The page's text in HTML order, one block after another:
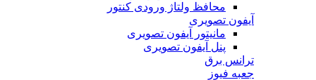
محافظ ولتاژ ورودی کنتور
آیفون تصویری
مانیتور آیفون تصویری
پنل آیفون تصویری
ترانس برق
جعبه فیوز